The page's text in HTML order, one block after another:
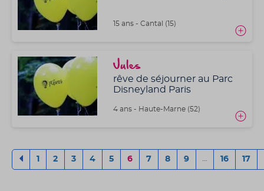
15 ans - Cantal (15)
Jules
rêve de séjourner au Parc
Disneyland Paris
4 ans - Haute-Marne (52)
1 2 3 4 5 6 7 8 9 … 16 17